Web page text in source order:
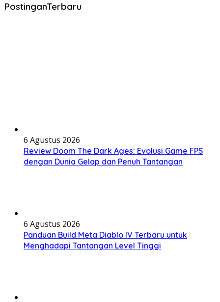
PostinganTerbaru
6 Agustus 2026
Review Doom The Dark Ages: Evolusi Game FPS
dengan Dunia Gelap dan Penuh Tantangan
6 Agustus 2026
Panduan Build Meta Diablo IV Terbaru untuk
Menghadapi Tantangan Level Tinggi